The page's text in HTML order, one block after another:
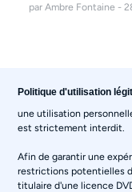
par Ambre Fontaine -
Politique d'utilisation
une utilisation
est strictement interdit.
Afin de garantir une
restrictions potentielles
titulaire d'une licence